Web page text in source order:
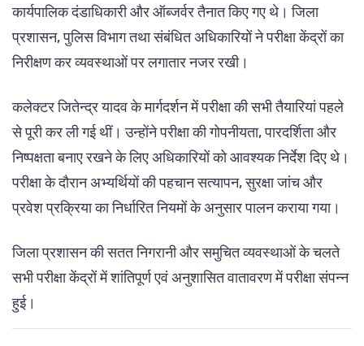
कार्यपालिक दंडाधिकारी और ऑब्जर्वर तैनात किए गए थे। जिला
प्रशासन, पुलिस विभाग तथा संबंधित अधिकारियों ने परीक्षा केंद्रों का
निरीक्षण कर व्यवस्थाओं पर लगातार नजर रखी।
कलेक्टर जितेन्द्र यादव के मार्गदर्शन में परीक्षा की सभी तैयारियां पहले
से पूरी कर ली गई थीं। उन्होंने परीक्षा की गोपनीयता, पारदर्शिता और
निष्पक्षता बनाए रखने के लिए अधिकारियों को आवश्यक निर्देश दिए थे।
परीक्षा के दौरान अभ्यर्थियों की पहचान सत्यापन, सुरक्षा जांच और
प्रवेश प्रक्रिया का निर्धारित नियमों के अनुसार पालन कराया गया।
जिला प्रशासन की सतत निगरानी और समुचित व्यवस्थाओं के चलते
सभी परीक्षा केंद्रों में शांतिपूर्ण एवं अनुशासित वातावरण में परीक्षा संपन्न
हुई।